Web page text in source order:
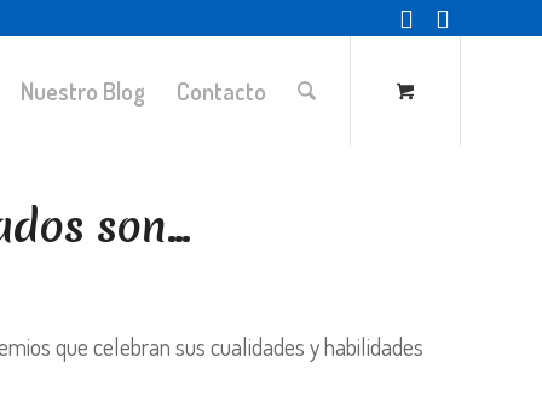
Nuestro Blog Contacto
son…
que celebran sus cualidades y habilidades